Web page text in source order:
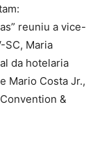
reuniu a vice-
SC, Maria
da hotelaria
Mario Costa Jr.,
&